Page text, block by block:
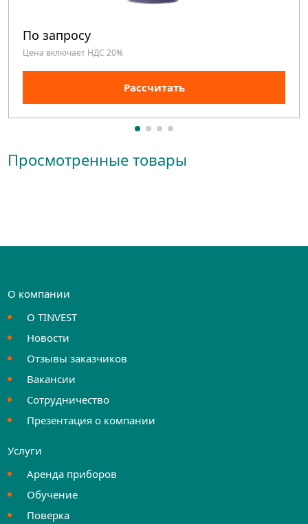
По запросу
Цена включает НДС 20%
Рассчитать
Просмотренные товары
О компании
О TINVEST
Новости
Отзывы заказчиков
Вакансии
Сотрудничество
Презентация о компании
Услуги
Аренда приборов
Обучение
Поверка